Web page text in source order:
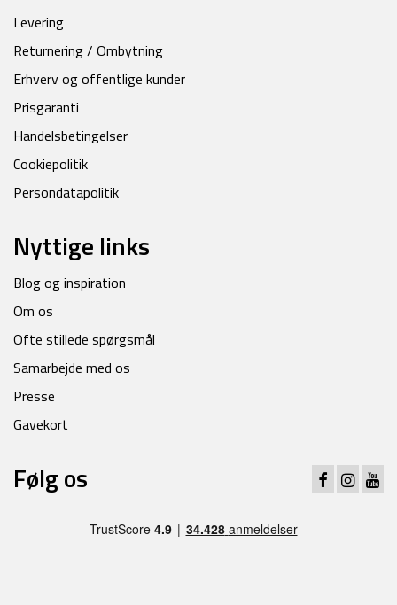
Levering
Returnering / Ombytning
Erhverv og offentlige kunder
Prisgaranti
Handelsbetingelser
Cookiepolitik
Persondatapolitik
Nyttige links
Blog og inspiration
Om os
Ofte stillede spørgsmål
Samarbejde med os
Presse
Gavekort
Følg os